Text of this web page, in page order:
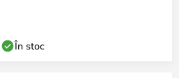
În stoc